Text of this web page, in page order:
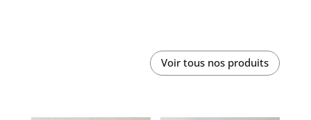
Voir tous nos produits